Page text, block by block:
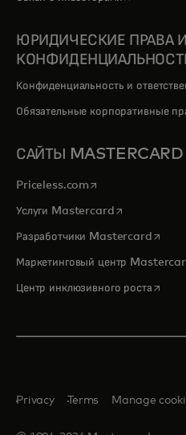
ЮРИДИЧЕСКИЕ ПРАВА И
Конфиденциальность и
Обязательные корпоративные
САЙТЫ MASTERCARD
Priceless.com opens in a new tab
Услуги Mastercardopens in a
Разработчики Mastercardopens
Маркетинговый центр
Центр инклюзивного ростаopens
Privacy Terms Manage